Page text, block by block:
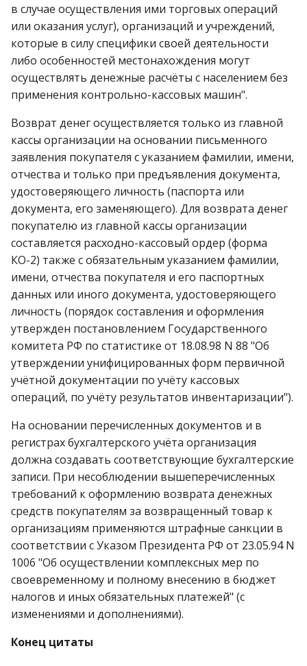
в случае осуществления ими торговых операций
или оказания услуг), организаций и учреждений,
которые в силу специфики своей деятельности
либо особенностей местонахождения могут
осуществлять денежные расчёты с населением без
применения контрольно-кассовых машин".
Возврат денег осуществляется только из главной
кассы организации на основании письменного
заявления покупателя с указанием фамилии, имени,
отчества и только при предъявления документа,
удостоверяющего личность (паспорта или
документа, его заменяющего). Для возврата денег
покупателю из главной кассы организации
составляется расходно-кассовый ордер (форма
КО-2) также с обязательным указанием фамилии,
имени, отчества покупателя и его паспортных
данных или иного документа, удостоверяющего
личность (порядок составления и оформления
утвержден постановлением Государственного
комитета РФ по статистике от 18.08.98 N 88 "Об
утверждении унифицированных форм первичной
учётной документации по учёту кассовых
операций, по учёту результатов инвентаризации").
На основании перечисленных документов и в
регистрах бухгалтерского учёта организация
должна создавать соответствующие бухгалтерские
записи. При несоблюдении вышеперечисленных
требований к оформлению возврата денежных
средств покупателям за возвращенный товар к
организациям применяются штрафные санкции в
соответствии с Указом Президента РФ от 23.05.94 N
1006 "Об осуществлении комплексных мер по
своевременному и полному внесению в бюджет
налогов и иных обязательных платежей" (с
изменениями и дополнениями).
Конец цитаты